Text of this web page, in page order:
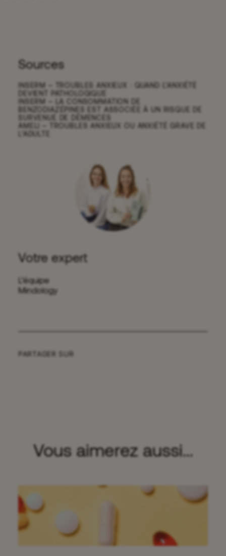
Sources
INSERM – TROUBLES ANXIEUX : QUAND L’ANXIÉTÉ
DEVIENT PATHOLOGIQUE
INSERM – LA CONSOMMATION DE
BENZODIAZÉPINES EST ASSOCIÉE À UN RISQUE DE
SURVENUE DE DÉMENCES
AMELI – TROUBLES ANXIEUX OU ANXIÉTÉ GRAVE DE
L’ADULTE
Votre expert
L’équipe
Mindology
PARTAGER SUR
Vous aimerez aussi...